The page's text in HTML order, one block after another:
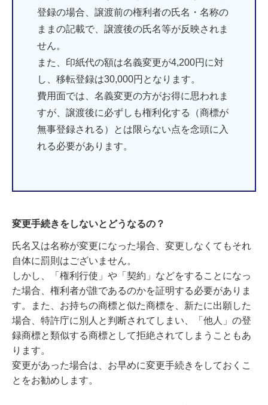
登録の場合、譲渡前の権利者の氏名・名称の
ままの記載で、譲渡後の氏名等が反映されま
せん。
また、印紙代の額は名義変更が4,200円に対
し、移転登録は30,000円となります。
費用面では、名義変更の方がお得に思われま
すが、譲渡後に必ずしも権利化する（商標が
無事登録される）とは限らない点を念頭に入
れる必要があります。
変更手続きをしないとどうなるの？
氏名又は名称が変更になった場合、変更しなくてもそれ
自体に罰則はございません。
しかし、「権利行使」や「契約」などをすることになっ
た場合、権利者が誰であるのかを証明する必要がありま
す。また、お持ちの商標と似た商標を、新たに出願した
場合、特許庁に別人と判断されてしまい、「他人」の登
録商標と類似する商標として拒絶されてしまうこともあ
ります。
変更があった場合は、お早めに変更手続きをしておくこ
とをお勧めします。